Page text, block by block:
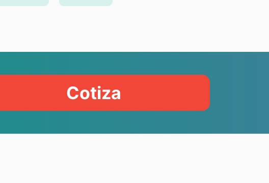
Cotiza